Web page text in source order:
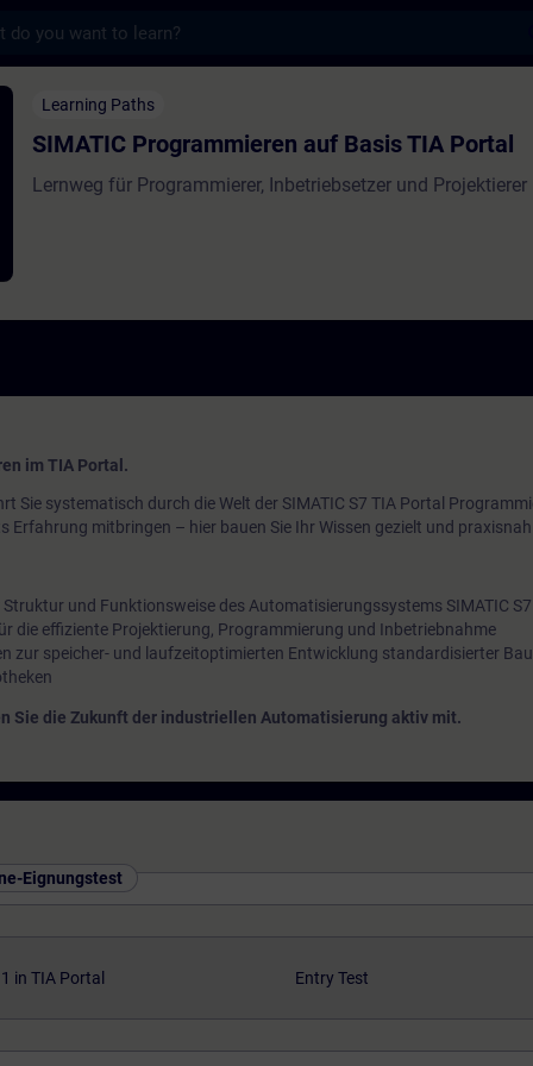
auf Basis TIA Portal -
Learning Paths
SIMATIC Programmieren auf Basis TIA Portal
Lernweg für Programmierer, Inbetriebsetzer und Projektierer
im TIA Portal.
Sie systematisch durch die Welt der SIMATIC S7 TIA Portal
Erfahrung mitbringen – hier bauen Sie Ihr Wissen gezielt und praxisnah
und Funktionsweise des Automatisierungssystems SIMATIC S7
die effiziente Projektierung, Programmierung und Inbetriebnahme
zur speicher- und laufzeitoptimierten Entwicklung standardisierter
Sie die Zukunft der industriellen Automatisierung aktiv mit.
Eignungstest
in TIA Portal Entry Test